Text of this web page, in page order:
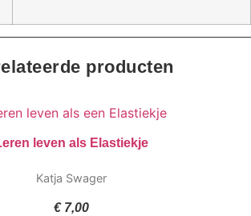
producten
leven als Elastiekje
Katja Swager
€7,00